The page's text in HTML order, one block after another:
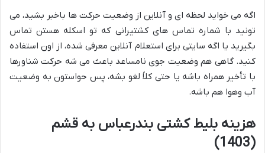
اگه می خواید لحظه ای و آنلاین از وضعیت حرکت ها باخبر بشید، می
تونید با شماره تماس های کشتیرانی که تو اسکله هستن تماس
بگیرید یا اگه سایتی برای استعلام آنلاین معرفی شده، از اون استفاده
کنید. گاهی هم وضعیت جوی نامساعد باعث می شه حرکت شناورها
با تأخیر همراه باشه یا حتی کلاً لغو بشه، پس حواستون به وضعیت
آب وهوا هم باشه.
هزینه بلیط کشتی بندرعباس به قشم
(1403)